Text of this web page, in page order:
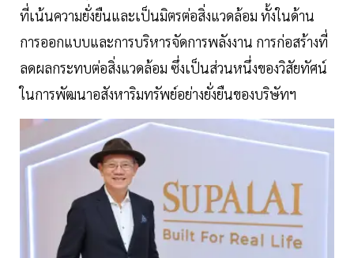
ที่เน้นความยั่งยืนและเป็นมิตรต่อสิ่งแวดล้อม ทั้งในด้าน
การออกแบบและการบริหารจัดการพลังงาน การก่อสร้างที่
ลดผลกระทบต่อสิ่งแวดล้อม ซึ่งเป็นส่วนหนึ่งของวิสัยทัศน์
ในการพัฒนาอสังหาริมทรัพย์อย่างยั่งยืนของบริษัทฯ